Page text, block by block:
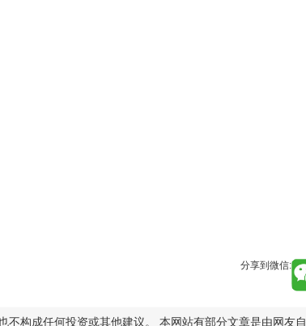
分享到微信:
不构成任何投资或其他建议。 本网站有部分文章是由网友自